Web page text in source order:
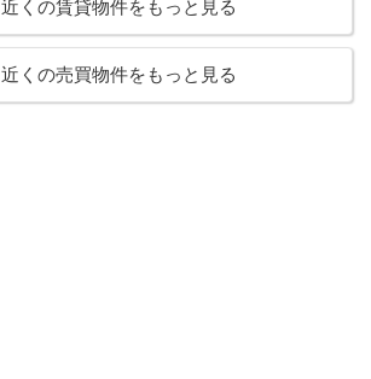
近くの賃貸物件をもっと見る
近くの売買物件をもっと見る